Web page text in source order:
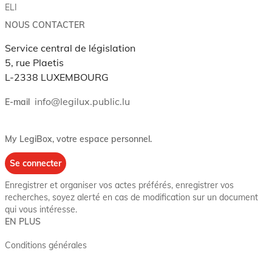
ELI
NOUS CONTACTER
Service central de législation
5, rue Plaetis
L-2338 LUXEMBOURG
E-mail info@legilux.public.lu
My LegiBox, votre espace personnel.
Se connecter
Enregistrer et organiser vos actes préférés, enregistrer vos
recherches, soyez alerté en cas de modification sur un document
qui vous intéresse.
EN PLUS
Conditions générales